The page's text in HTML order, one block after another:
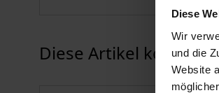
Diese
Wir
und die
Website
Karussell überspringen
Diese Artikel könnten